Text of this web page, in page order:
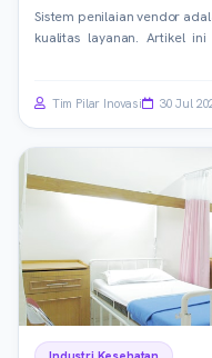
Sistem penilaian vendor
kualitas layanan. Artikel
kualitas vendor dan kurangi
Tim Pilar Inovasi 30 Jul